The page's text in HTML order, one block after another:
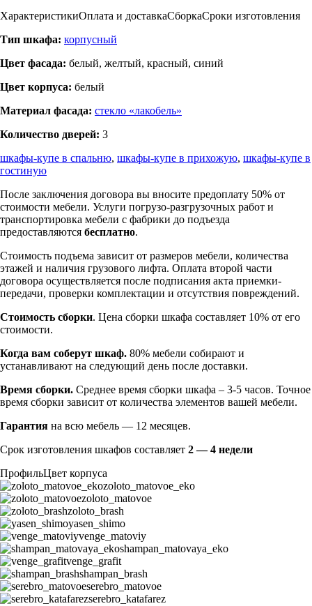
ХарактеристикиОплата и доставкаСборкаСроки изготовления
Тип шкафа: корпусный
Цвет фасада: белый, желтый, красный, синий
Цвет корпуса: белый
Материал фасада: стекло «лакобель»
Количество дверей: 3
шкафы-купе в спальню, шкафы-купе в прихожую, шкафы-купе в
гостиную
После заключения договора вы вносите предоплату 50% от
стоимости мебели. Услуги погрузо-разгрузочных работ и
транспортировка мебели с фабрики до подъезда
предоставляются бесплатно.
Стоимость подъема зависит от размеров мебели, количества
этажей и наличия грузового лифта. Оплата второй части
договора осуществляется после подписания акта приемки-
передачи, проверки комплектации и отсутствия повреждений.
Стоимость сборки. Цена сборки шкафа составляет 10% от его
стоимости.
Когда вам соберут шкаф. 80% мебели собирают и
устанавливают на следующий день после доставки.
Время сборки. Среднее время сборки шкафа – 3-5 часов. Точное
время сборки зависит от количества элементов вашей мебели.
Гарантия на всю мебель — 12 месяцев.
Срок изготовления шкафов составляет 2 — 4 недели
ПрофильЦвет корпуса
zoloto_matovoe_eko
zoloto_matovoe
zoloto_brash
yasen_shimo
venge_matoviy
shampan_matovaya_eko
venge_grafit
shampan_brash
serebro_matovoe
serebro_katafarez